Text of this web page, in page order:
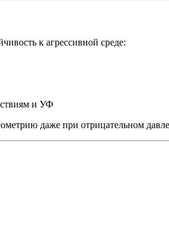
к агрессивной среде:
и УФ
даже при отрицательном